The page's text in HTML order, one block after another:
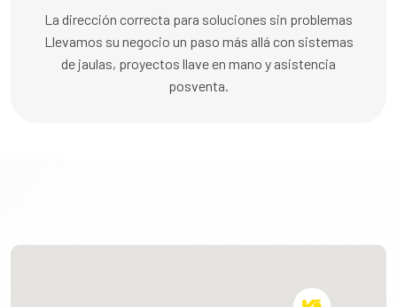
La dirección correcta para soluciones sin problemas
Llevamos su negocio un paso más allá con sistemas
de jaulas, proyectos llave en mano y asistencia
posventa.